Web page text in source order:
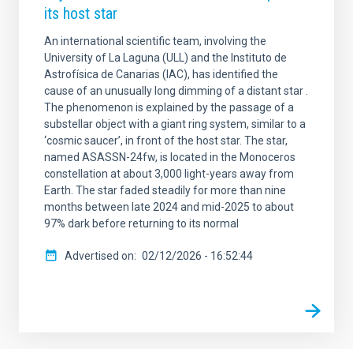
its host star
An international scientific team, involving the
University of La Laguna (ULL) and the Instituto de
Astrofísica de Canarias (IAC), has identified the
cause of an unusually long dimming of a distant star .
The phenomenon is explained by the passage of a
substellar object with a giant ring system, similar to a
‘cosmic saucer’, in front of the host star. The star,
named ASASSN-24fw, is located in the Monoceros
constellation at about 3,000 light-years away from
Earth. The star faded steadily for more than nine
months between late 2024 and mid-2025 to about
97% dark before returning to its normal
Advertised on 02/12/2026 - 16:52:44